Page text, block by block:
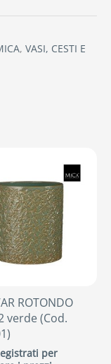
, VASI, CESTI E
ROTONDO
verde (Cod.
per